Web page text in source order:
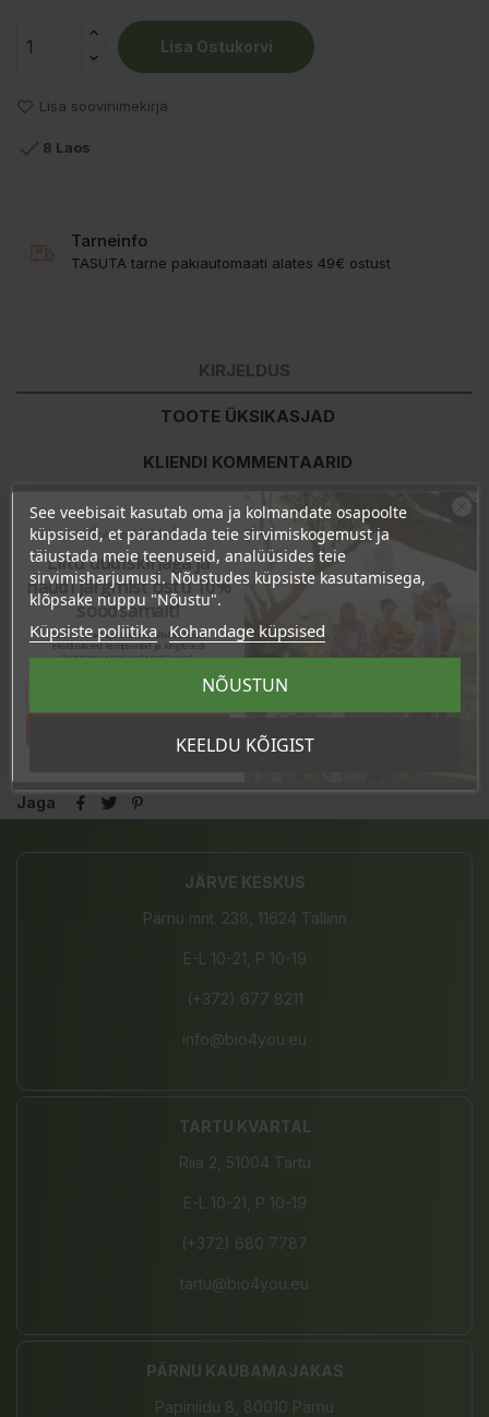
Lisa Ostukorvi
Lisa soovinimekirja
 8 Laos
Tarneinfo
TASUTA tarne pakiautomaati alates 49€ ostust
KIRJELDUS
TOOTE ÜKSIKASJAD
KLIENDI KOMMENTAARID
Koostisosad:Cocos Nucifera Oil, Butyrospermum Parkii (Shea)
Butter, Prunus Amygdalus Dulcis (Sweet Almond) Oil, Cera Alba,
Tocopherol, Lavandula Angustifolia (Lavender) Flower Oil,
Limonene*, Linalool*.
*esineb looduslikult eeterlikes õlides
Tootel puudub ökomärgistus.
Valmistatud Eestis.
Jaga
JÄRVE KESKUS
Pärnu mnt. 238, 11624 Tallinn
E-L 10-21, P 10-19
(+372) 677 8211
info@bio4you.eu
TARTU KVARTAL
Riia 2, 51004 Tartu
E-L 10-21, P 10-19
(+372) 680 7787
tartu@bio4you.eu
PÄRNU KAUBAMAJAKAS
Papiniidu 8, 80010 Pärnu
See veebisait kasutab oma ja kolmandate osapoolte
küpsiseid, et parandada teie sirvimiskogemust ja
täiustada meie teenuseid, analüüsides teie
sirvimisharjumusi. Nõustudes küpsiste kasutamisega,
klõpsake nuppu "Nõustu".
Küpsiste poliitika Kohandage küpsised
KEELDU KÕIGIST
NÕUSTUN
Ära veel lahku!
Liitu uudiskirjaga ja
naudi järgmist ostu 10%
soodsamalt!
Sind ootavad spetsiaalsed allahindlused,
eksklusiivsed kampaaniad ja kingitused!
Registreeru e-maili aadressiga ja saad